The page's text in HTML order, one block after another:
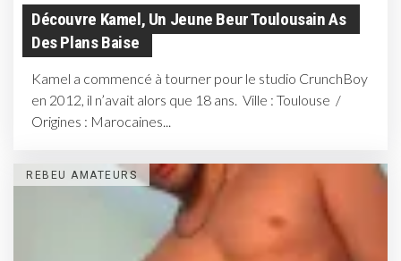
Découvre Kamel, Un Jeune Beur Toulousain As
Des Plans Baise
Kamel a commencé à tourner pour le studio CrunchBoy
en 2012, il n’avait alors que 18 ans. Ville : Toulouse /
Origines : Marocaines...
REBEU AMATEURS